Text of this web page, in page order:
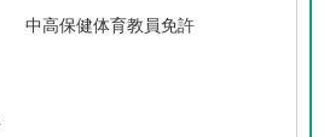
中高保健体育教員免許